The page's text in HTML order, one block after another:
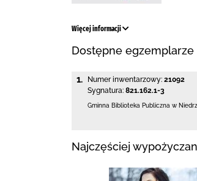
Więcej informacji
Dostępne egzemplarze
1. Numer inwentarzowy: 21092
Sygnatura: 821.162.1-3
Gminna Biblioteka Publiczna w
Najczęściej